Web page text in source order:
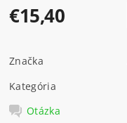
€15,40
Značka
Kategória
Otázka